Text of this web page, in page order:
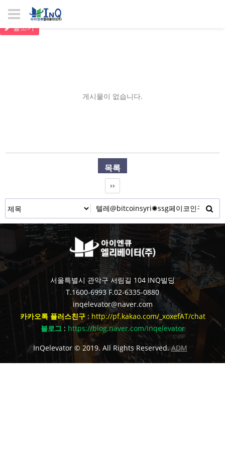
글쓰기
게시물이 없습니다.
목록
서울특별시 관악구 서림길 104 INQ빌딩
T.1600-6993F.02-6335-0880
inqelevator@naver.com
카카오톡 플러스친구:http://pf.kakao.com/_xoxefAT/chat
블로그: https://blog.naver.com/inqelevator
InQelevator © 2019. All Rights Reserved. ADM